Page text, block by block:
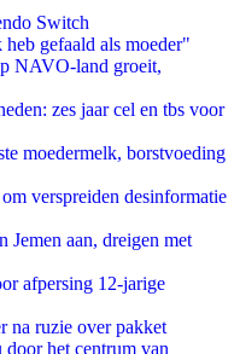
Switch
gefaald als moeder"
NAVO-land groeit,
zes jaar cel en tbs voor
moedermelk, borstvoeding
verspreiden desinformatie
Jemen aan, dreigen met
afpersing 12-jarige
na ruzie over pakket
het centrum van